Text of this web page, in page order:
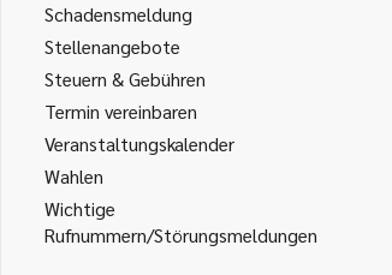
Schadensmeldung
Stellenangebote
Steuern & Gebühren
Termin vereinbaren
Veranstaltungskalender
Wahlen
Wichtige
Rufnummern/Störungsmeldungen